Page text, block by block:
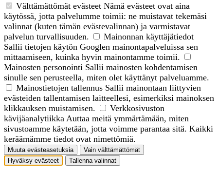
Välttämättömät evästeet Nämä evästeet ovat aina
käytössä, jotta palvelumme toimii: ne muistavat tekemäsi
valinnat (kuten tämän evästevalinnan) ja varmistavat
palvelun turvallisuuden.
Mainonnan käyttäjätiedot
Sallii tietojen käytön Googlen mainontapalveluissa sen
mittaamiseen, kuinka hyvin mainontamme toimii.
Mainosten personointi Sallii mainosten kohdentamisen
sinulle sen perusteella, miten olet käyttänyt palveluamme.
Mainostietojen tallennus Sallii mainontaan liittyvien
evästeiden tallentamisen laitteellesi, esimerkiksi mainoksen
klikkauksen muistamisen.
Verkkosivuston
kävijäanalytiikka Auttaa meitä ymmärtämään, miten
sivustoamme käytetään, jotta voimme parantaa sitä. Kaikki
keräämämme tiedot ovat nimettömiä.
Muuta evästeasetuksia
Vain välttämättömät
Hyväksy evästeet
Tallenna valinnat